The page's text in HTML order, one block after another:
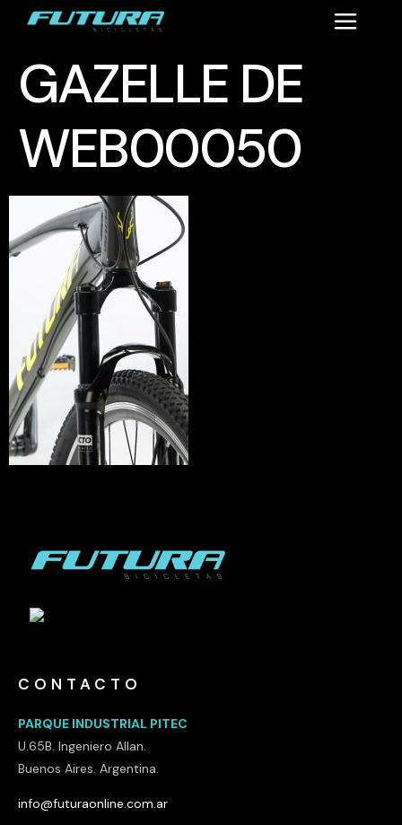
GAZELLE DE
WEB00050
CONTACTO
PARQUE INDUSTRIAL PITEC
U.65B. Ingeniero Allan.
Buenos Aires. Argentina.
info@futuraonline.com.ar